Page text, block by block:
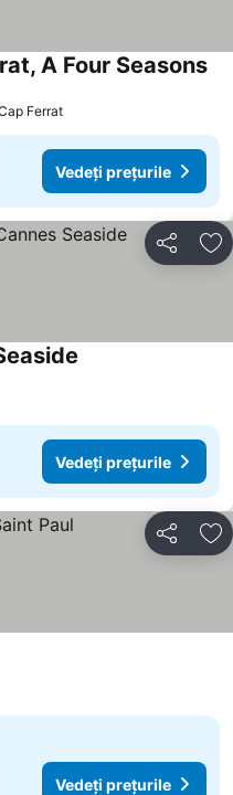
A Four Seasons
Ferrat
Vedeți prețurile
Distribuiți
Vedeți prețurile
Distribuiți
Vedeți prețurile